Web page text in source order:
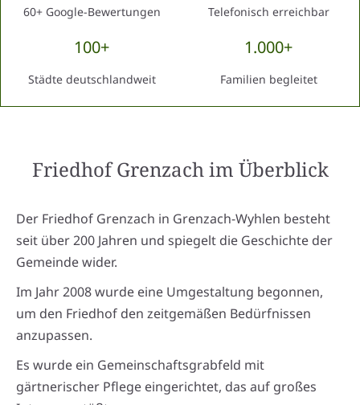
60+ Google-Bewertungen Telefonisch erreichbar
100+
Städte deutschlandweit
1.000+
Familien begleitet
Friedhof Grenzachim Überblick
Der Friedhof Grenzach in Grenzach-Wyhlen besteht
seit über 200 Jahren und spiegelt die Geschichte der
Gemeinde wider.
Im Jahr 2008 wurde eine Umgestaltung begonnen,
um den Friedhof den zeitgemäßen Bedürfnissen
anzupassen.
Es wurde ein Gemeinschaftsgrabfeld mit
gärtnerischer Pflege eingerichtet, das auf großes